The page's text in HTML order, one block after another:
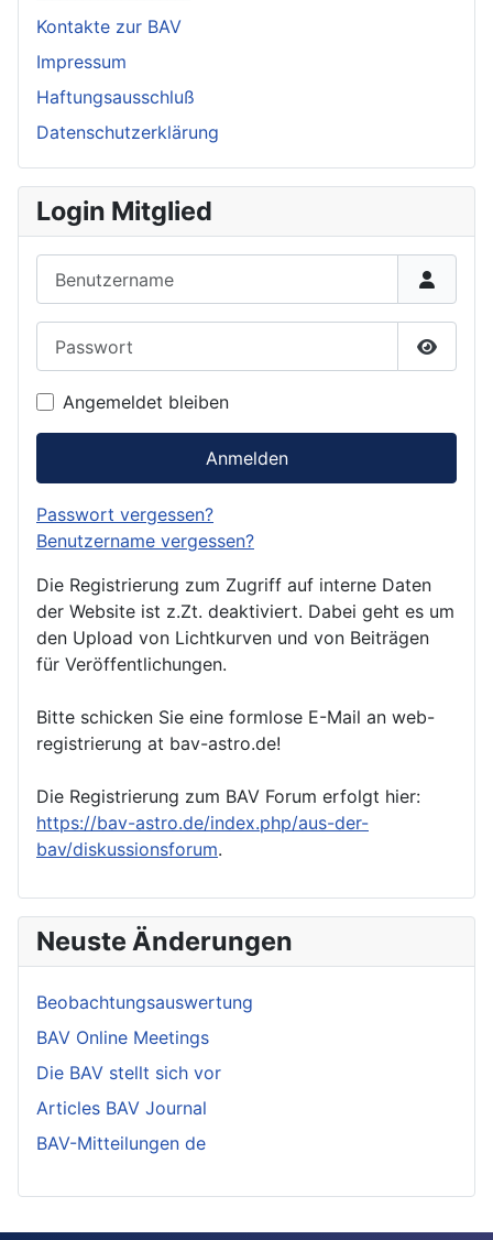
Kontakte zur BAV
Impressum
Haftungsausschluß
Datenschutzerklärung
Login Mitglied
Angemeldet bleiben
Anmelden
Passwort vergessen?
Benutzername vergessen?
Die Registrierung zum Zugriff auf interne Daten
der Website ist z.Zt. deaktiviert. Dabei geht es um
den Upload von Lichtkurven und von Beiträgen
für Veröffentlichungen.
Bitte schicken Sie eine formlose E-Mail an web-
registrierung at bav-astro.de!
Die Registrierung zum BAV Forum erfolgt hier:
https://bav-astro.de/index.php/aus-der-
bav/diskussionsforum.
Neuste Änderungen
Beobachtungsauswertung
BAV Online Meetings
Die BAV stellt sich vor
Articles BAV Journal
BAV-Mitteilungen de